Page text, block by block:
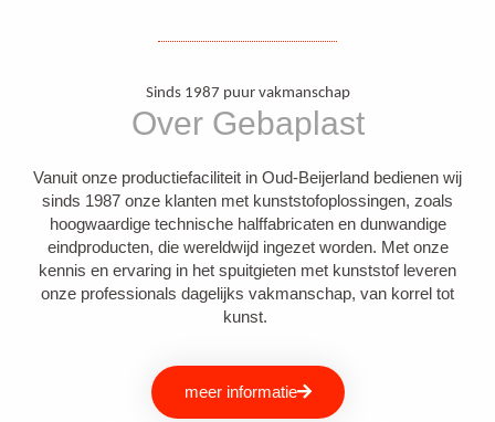
Sinds 1987 puur vakmanschap
Over Gebaplast
Vanuit onze productiefaciliteit in Oud-Beijerland bedienen wij
sinds 1987 onze klanten met kunststofoplossingen, zoals
hoogwaardige technische halffabricaten en dunwandige
eindproducten, die wereldwijd ingezet worden. Met onze
kennis en ervaring in het spuitgieten met kunststof leveren
onze professionals dagelijks vakmanschap, van korrel tot
kunst.
meer informatie